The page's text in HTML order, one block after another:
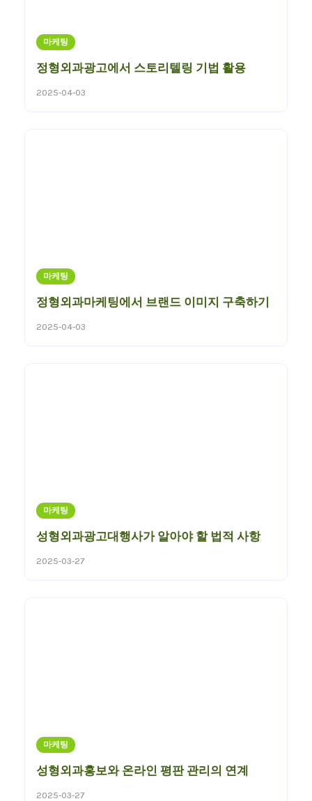
마케팅
정형외과광고에서 스토리텔링 기법 활용
2025-04-03
마케팅
정형외과마케팅에서 브랜드 이미지 구축하기
2025-04-03
마케팅
성형외과광고대행사가 알아야 할 법적 사항
2025-03-27
마케팅
성형외과홍보와 온라인 평판 관리의 연계
2025-03-27